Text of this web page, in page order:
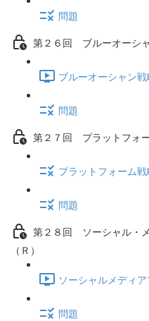
問題
第２６回 ブルーオーシ
ブルーオーシャン
問題
第２７回 プラットフォ
プラットフォーム
問題
第２８回 ソーシャル・
（Ｒ）
ソーシャルメディ
問題